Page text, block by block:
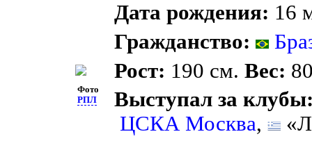
Фото
РПЛ
Дата рождения: 16
Гражданство:
Рост: 190 см.Вес:
Выступал за
ЦСКА Москва,